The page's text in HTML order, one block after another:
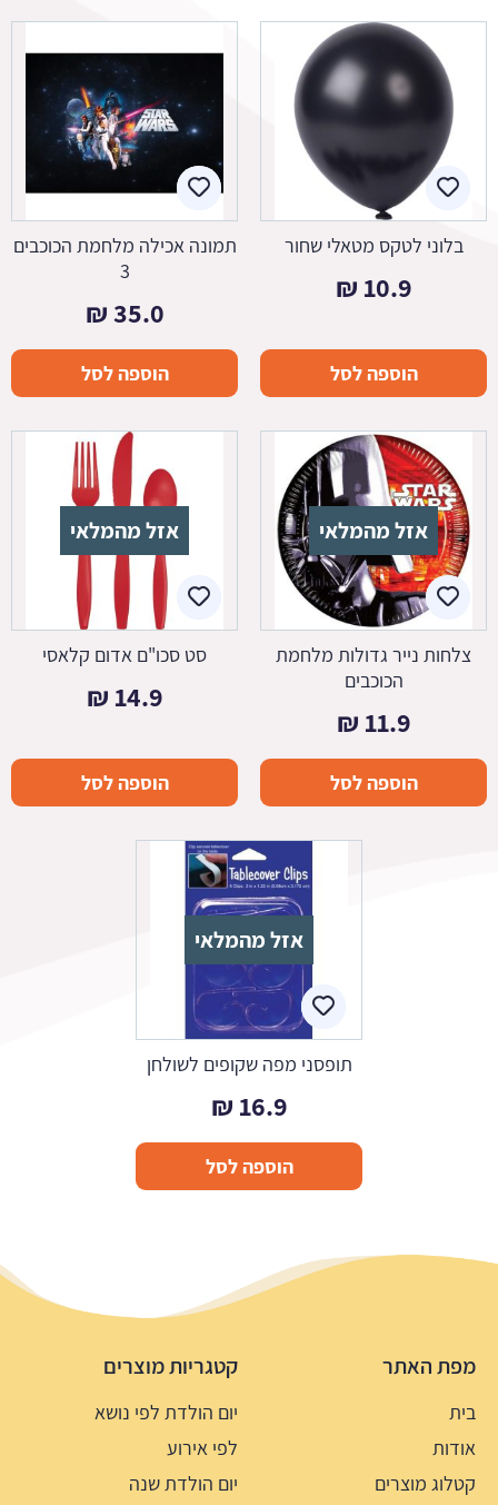
בלוני לטקס מטאלי שחור
10.9
₪
הוספה לסל
תמונה אכילה מלחמת הכוכבים
3
35.0
₪
הוספה לסל
אזל מהמלאי
צלחות נייר גדולות מלחמת
הכוכבים
11.9
₪
הוספה לסל
אזל מהמלאי
סט סכו"ם אדום קלאסי
14.9
₪
הוספה לסל
אזל מהמלאי
תופסני מפה שקופים לשולחן
16.9
₪
הוספה לסל
מפת האתר
בית
אודות
קטלוג מוצרים
קטגריות מוצרים
יום הולדת לפי נושא
לפי אירוע
יום הולדת שנה